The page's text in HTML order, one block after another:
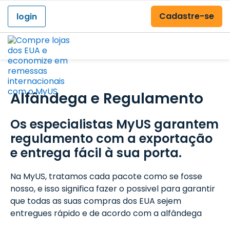
login
Cadastre-se
Alfândega e Regulamento
Os especialistas MyUS garantem
regulamento com a exportação
e entrega fácil à sua porta.
Na MyUS, tratamos cada pacote como se fosse
nosso, e isso significa fazer o possivel para garantir
que todas as suas compras dos EUA sejem
entregues rápido e de acordo com a alfândega